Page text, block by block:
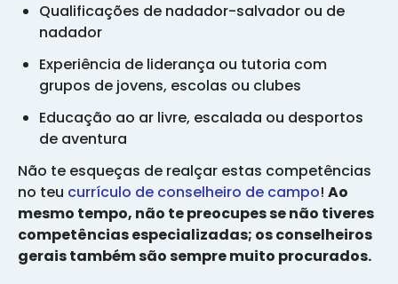
Qualificações de nadador-salvador ou de
nadador
Experiência de liderança ou tutoria com
grupos de jovens, escolas ou clubes
Educação ao ar livre, escalada ou desportos
de aventura
Não te esqueças de realçar estas competências
no teu currículo de conselheiro de campo! Ao
mesmo tempo, não te preocupes se não tiveres
competências especializadas; os conselheiros
gerais também são sempre muito procurados.